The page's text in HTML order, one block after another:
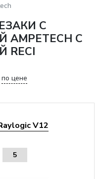
С
С
RECI
по цене
V12
5